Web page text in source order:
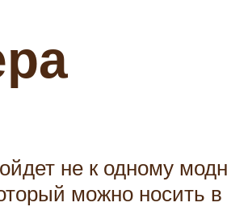
не к одному
можно носить в